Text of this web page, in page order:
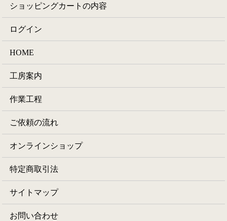
ショッピングカートの内容
ログイン
HOME
工房案内
作業工程
ご依頼の流れ
オンラインショップ
特定商取引法
サイトマップ
お問い合わせ